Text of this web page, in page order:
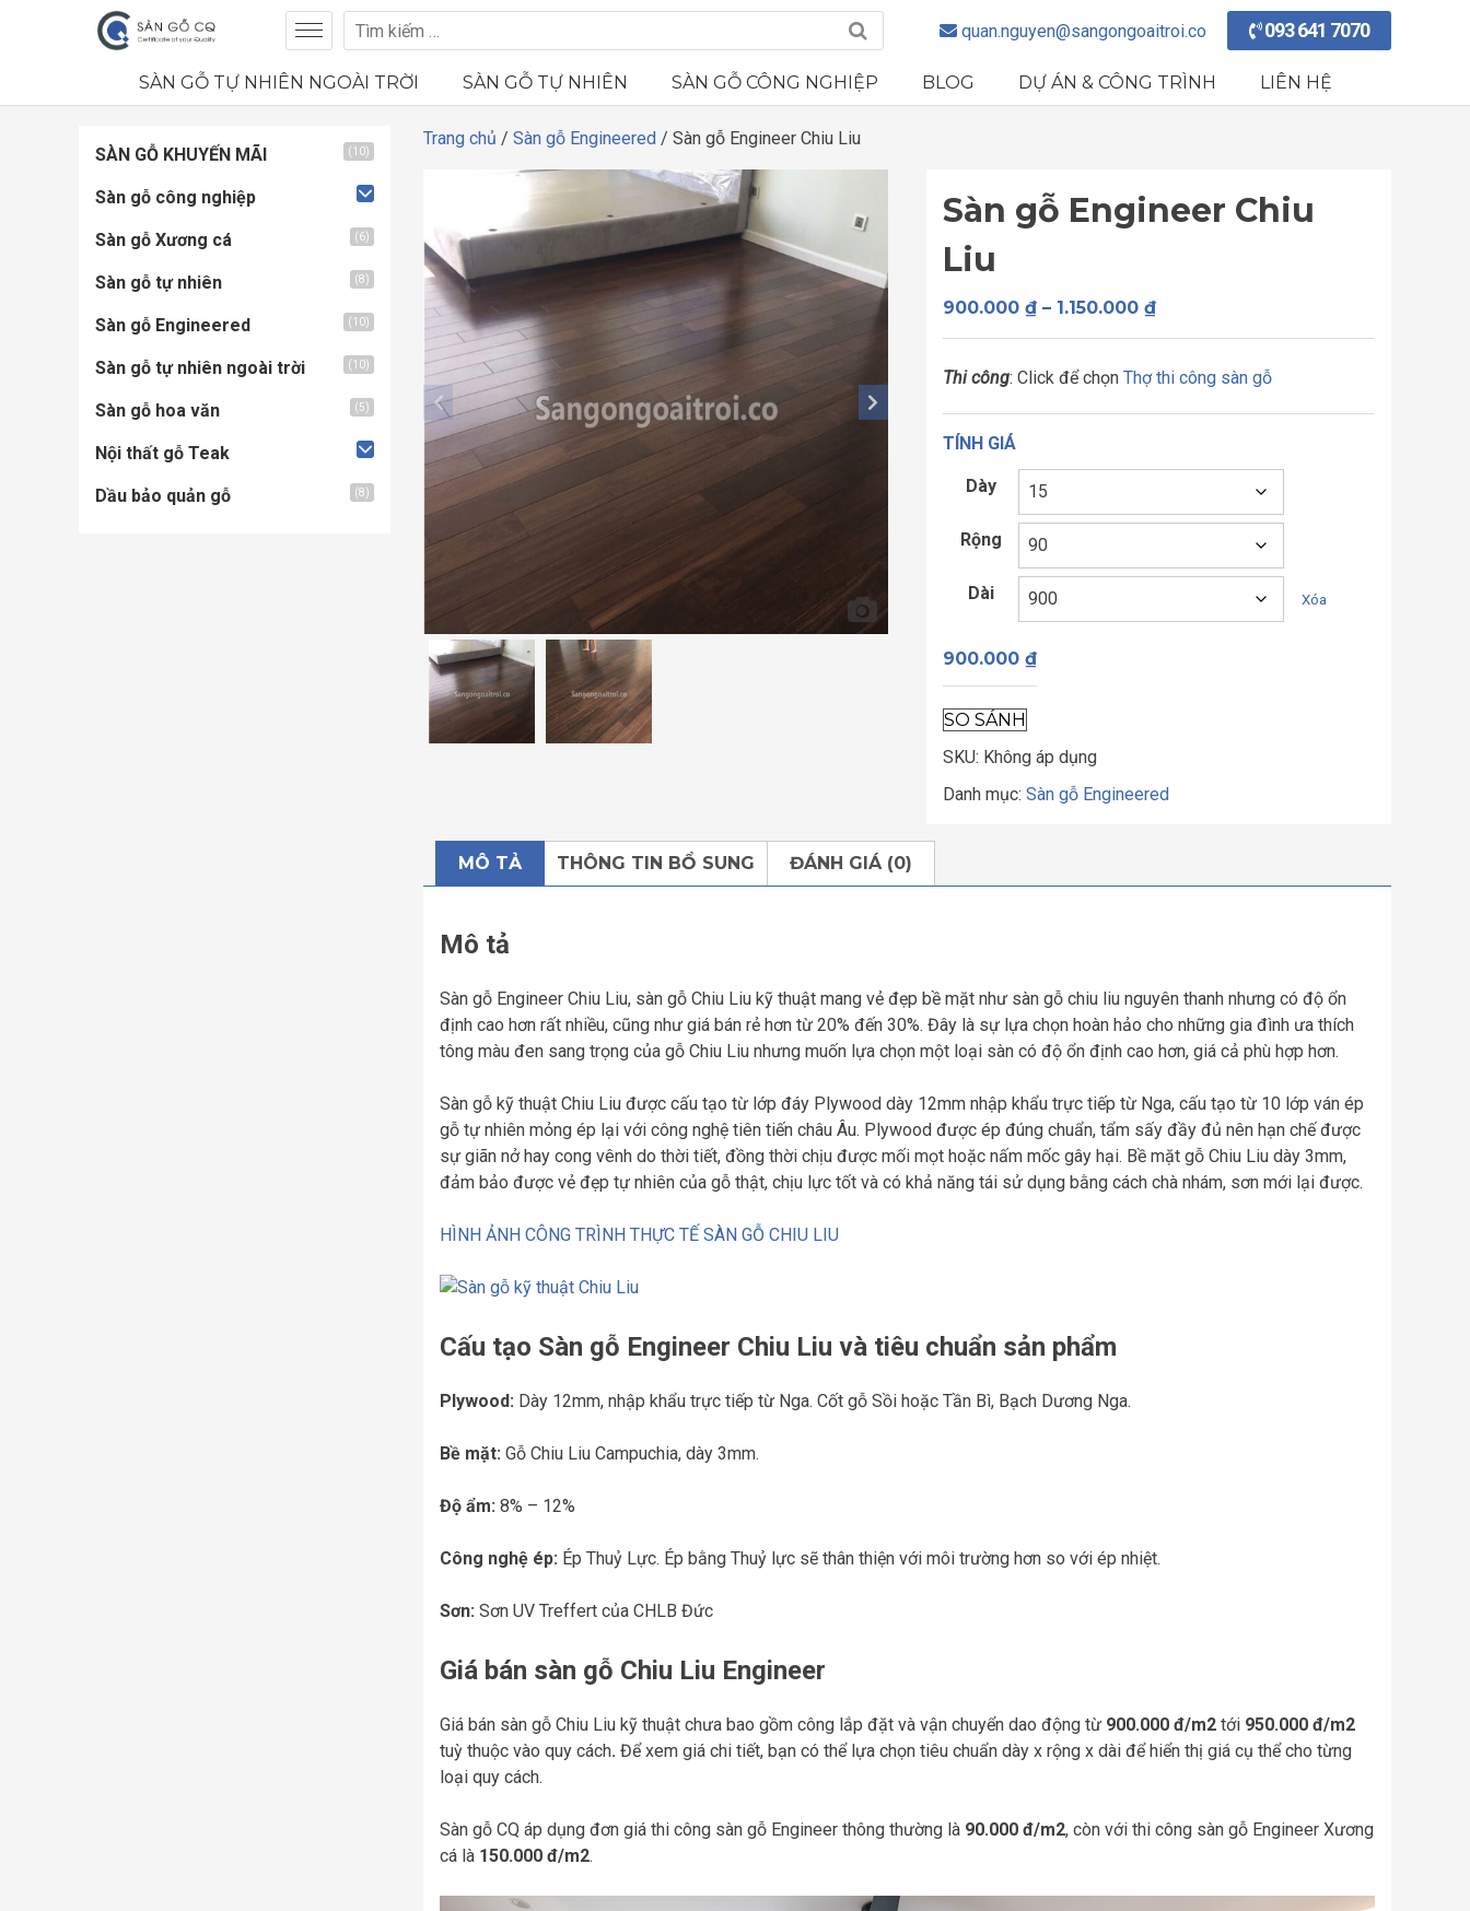
quan.nguyen@sangongoaitroi.co 093 641 7070
SÀN GỖ TỰ NHIÊN NGOÀI TRỜI SÀN GỖ TỰ NHIÊN SÀN GỖ CÔNG NGHIỆP BLOG DỰ ÁN & CÔNG TRÌNH LIÊN HỆ
Trang chủ / Sàn gỗ Engineered / Sàn gỗ Engineer Chiu Liu
Sàn gỗ Engineer Chiu
Liu
900.000₫ – 1.150.000₫Khoảng
giá:
900.000 ₫
đến
Thi công: Click để chọnThợ thi công sàn gỗ
TÍNH GIÁ
Dày
Rộng
Dài Xóa
900.000₫
SO SÁNH
SKU: Không áp dụng
Danh mục:Sàn gỗ Engineered
MÔ TẢ THÔNG TIN BỔ SUNG ĐÁNH GIÁ (0)
Mô tả
Sàn gỗ Engineer Chiu Liu, sàn gỗ Chiu Liu kỹ thuật mang vẻ đẹp bề mặt như sàn gỗ chiu liu nguyên thanh nhưng có độ ổn
định cao hơn rất nhiều, cũng như giá bán rẻ hơn từ 20% đến 30%. Đây là sự lựa chọn hoàn hảo cho những gia đình ưa thích
tông màu đen sang trọng của gỗ Chiu Liu nhưng muốn lựa chọn một loại sàn có độ ổn định cao hơn, giá cả phù hợp hơn.
Sàn gỗ kỹ thuật Chiu Liu được cấu tạo từ lớp đáy Plywood dày 12mm nhập khẩu trực tiếp từ Nga, cấu tạo từ 10 lớp ván ép
gỗ tự nhiên mỏng ép lại với công nghệ tiên tiến châu Âu. Plywood được ép đúng chuẩn, tẩm sấy đầy đủ nên hạn chế được
sự giãn nở hay cong vênh do thời tiết, đồng thời chịu được mối mọt hoặc nấm mốc gây hại. Bề mặt gỗ Chiu Liu dày 3mm,
đảm bảo được vẻ đẹp tự nhiên của gỗ thật, chịu lực tốt và có khả năng tái sử dụng bằng cách chà nhám, sơn mới lại được.
HÌNH ẢNH CÔNG TRÌNH THỰC TẾ SÀN GỖ CHIU LIU
Cấu tạo Sàn gỗ Engineer Chiu Liu và tiêu chuẩn sản phẩm
Plywood: Dày 12mm, nhập khẩu trực tiếp từ Nga. Cốt gỗ Sồi hoặc Tần Bì, Bạch Dương Nga.
Bề mặt: Gỗ Chiu Liu Campuchia, dày 3mm.
Độ ẩm: 8% – 12%
Công nghệ ép: Ép Thuỷ Lực. Ép bằng Thuỷ lực sẽ thân thiện với môi trường hơn so với ép nhiệt.
Sơn: Sơn UV Treffert của CHLB Đức
Giá bán sàn gỗ Chiu Liu Engineer
Giá bán sàn gỗ Chiu Liu kỹ thuật chưa bao gồm công lắp đặt và vận chuyển dao động từ 900.000 đ/m2 tới 950.000 đ/m2
tuỳ thuộc vào quy cách. Để xem giá chi tiết, bạn có thể lựa chọn tiêu chuẩn dày x rộng x dài để hiển thị giá cụ thể cho từng
loại quy cách.
Sàn gỗ CQ áp dụng đơn giá thi công sàn gỗ Engineer thông thường là 90.000 đ/m2, còn với thi công sàn gỗ Engineer Xương
cá là 150.000 đ/m2.
SÀN GỖ KHUYẾN MÃI (10)
Sàn gỗ công nghiệp
Sàn gỗ Xương cá (6)
Sàn gỗ tự nhiên (8)
Sàn gỗ Engineered (10)
Sàn gỗ tự nhiên ngoài trời (10)
Sàn gỗ hoa văn (5)
Nội thất gỗ Teak
Dầu bảo quản gỗ (8)